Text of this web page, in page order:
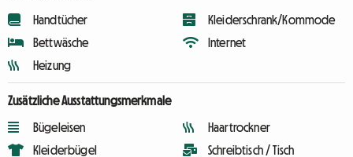
Handtücher
Bettwäsche
Heizung
Kleiderschrank/Kommode
Internet
Zusätzliche Ausstattungsmerkmale
Bügeleisen
Kleiderbügel
Haartrockner
Schreibtisch / Tisch